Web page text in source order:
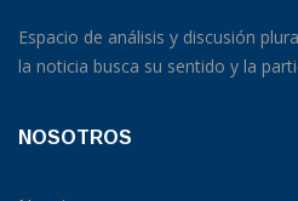
Espacio de análisis y discusión
la noticia busca su sentido y la
NOSOTROS